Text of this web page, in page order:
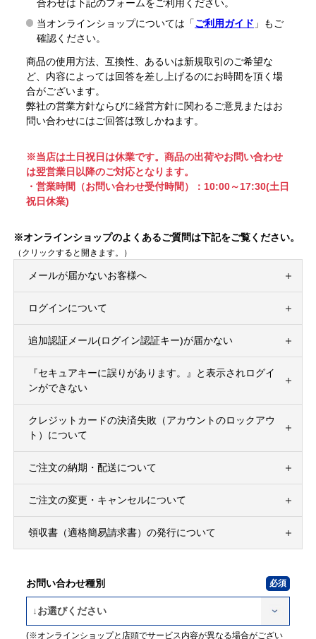
合わせは下記のフォームをご利用ください。
当オンラインショップについては「ご利用ガイド 」もご
確認ください。
商品の使用方法、互換性、あるいは新規取引のご希望な
ど、内容によっては回答を差し上げるのにお時間を頂く場
合がございます。
弊社の営業方針ならびに経営方針に関わるご意見またはお
問い合わせにはご回答は致しかねます。
※当店は土日祝日は休業です。商品の出荷やお問い合わせ
は翌営業日以降のご対応となります。
・営業時間（お問い合わせ受付時間）：10:00～17:30(土日
祝日休業)
※オンラインショップのよくあるご質問は下記をご覧ください。
（クリックすると開きます。）
メールが届かないお客様へ
ログインについて
追加認証メール(ログイン認証キー)が届かない
『セキュアキーに誤りがあります。』と表示されログイ
ンができない
クレジットカードの決済失敗（アカウントのロックアウ
ト）について
ご注文の納期・配送について
ご注文の変更・キャンセルについて
領収書（適格簡易請求書）の発行について
お問い合わせ種別
(※オンラインショップと店頭でサービス内容が異なる場合がござい